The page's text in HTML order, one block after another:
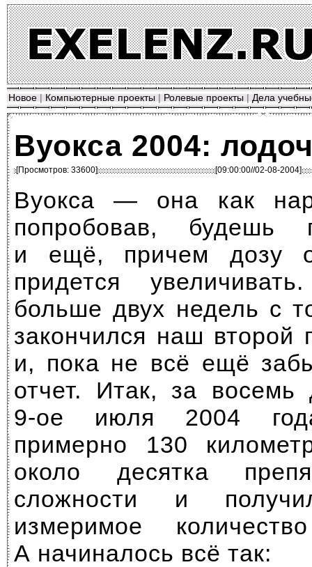
Новое | Компьютерные проекты | Ролевые проекты | Дела
Вуокса 2004:
[Просмотров: 33600] [09:00:00//02-08-2004]
Вуокса — она как
попробовав, будешь
и ещё, причем дозу
придется
больше двух недель с
закончился наш второй
и, пока не всё ещё
отчет. Итак, за
9-ое июля 2004
примерно 130
около десятка
сложности и
измеримое
А начиналось всё так: